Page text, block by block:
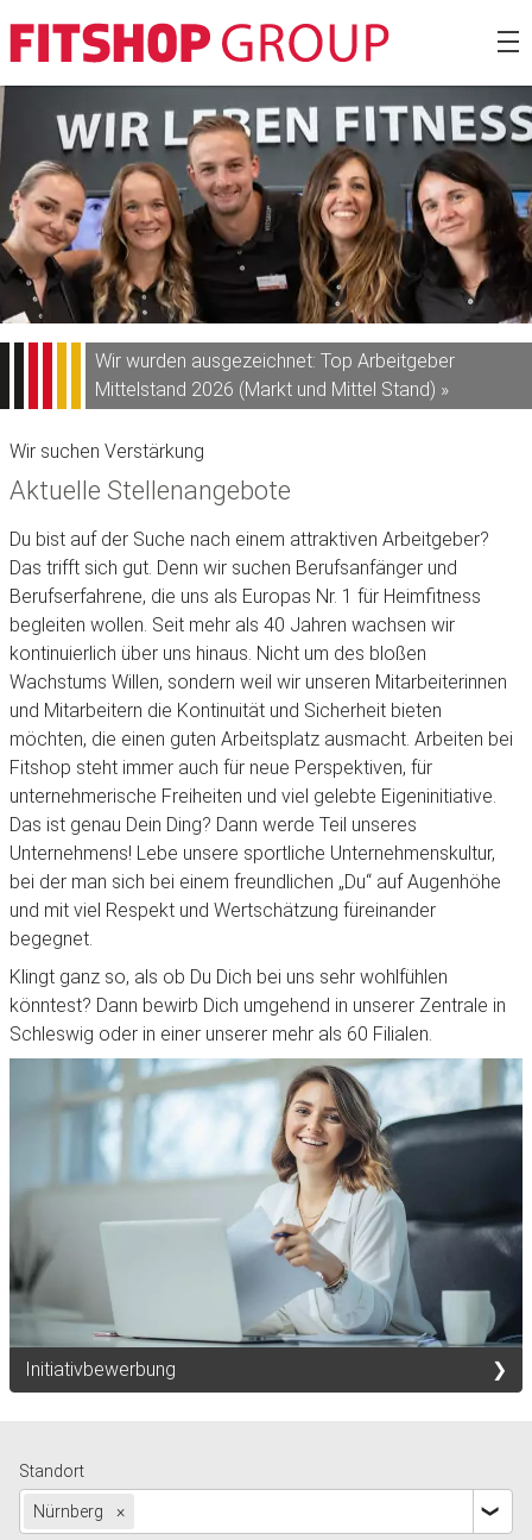
Zum
Inhalt
springen
Fitshop
Wir wurden ausgezeichnet: Top Arbeitgeber
Mittelstand 2026 (Markt und Mittel Stand) »
Wir suchen Verstärkung
Aktuelle Stellenangebote
Du bist auf der Suche nach einem attraktiven Arbeitgeber?
Das trifft sich gut. Denn wir suchen Berufsanfänger und
Berufserfahrene, die uns als Europas Nr. 1 für Heimfitness
begleiten wollen. Seit mehr als 40 Jahren wachsen wir
kontinuierlich über uns hinaus. Nicht um des bloßen
Wachstums Willen, sondern weil wir unseren Mitarbeiterinnen
und Mitarbeitern die Kontinuität und Sicherheit bieten
möchten, die einen guten Arbeitsplatz ausmacht. Arbeiten bei
Fitshop steht immer auch für neue Perspektiven, für
unternehmerische Freiheiten und viel gelebte Eigeninitiative.
Das ist genau Dein Ding? Dann werde Teil unseres
Unternehmens! Lebe unsere sportliche Unternehmenskultur,
bei der man sich bei einem freundlichen „Du“ auf Augenhöhe
und mit viel Respekt und Wertschätzung füreinander
begegnet.
Klingt ganz so, als ob Du Dich bei uns sehr wohlfühlen
könntest? Dann bewirb Dich umgehend in unserer Zentrale in
Schleswig oder in einer unserer mehr als 60 Filialen.
Initiativbewerbung
Standort
Nürnberg ×